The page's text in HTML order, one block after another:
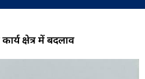
क्षेत्र में बदलाव